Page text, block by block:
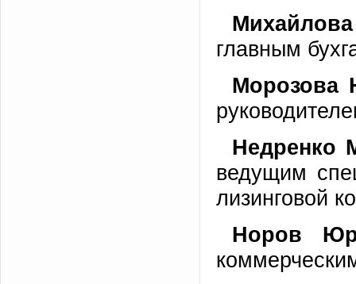
главным
Морозова
Недренко
ведущим
лизинговой
Норов